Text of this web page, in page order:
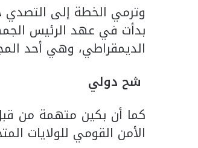
وترمي الخطة إلى التصدي
بدأت في عهد الرئيس
الديمقراطي، وهي أحد
شح دولي
كما أن بكين متهمة من
الأمن القومي للولايات